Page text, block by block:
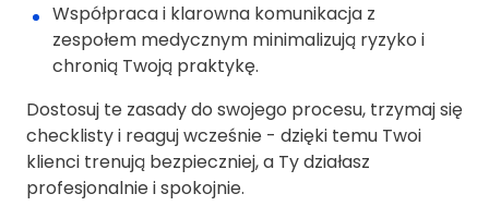
Współpraca i klarowna komunikacja z
zespołem medycznym minimalizują ryzyko i
chronią Twoją praktykę.
Dostosuj te zasady do swojego procesu, trzymaj się
checklisty i reaguj wcześnie - dzięki temu Twoi
klienci trenują bezpieczniej, a Ty działasz
profesjonalnie i spokojnie.